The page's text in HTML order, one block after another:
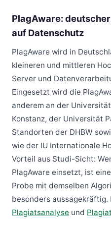
PlagAware:
auf Datenschutz
PlagAware wird in
kleineren und mittleren
Server und
Eingesetzt wird die
anderem an der
Konstanz, der Universität
Standorten der DHBW
wie der IU Internationale
Vorteil aus Studi-Sicht:
PlagAware einsetzt, ist
Probe mit demselben
besonders aussagekräftig.
Plagiatsanalyse und